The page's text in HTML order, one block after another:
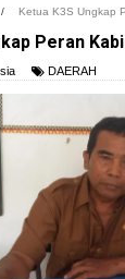
/ Ketua K3S Ungkap
Peran
DAERAH